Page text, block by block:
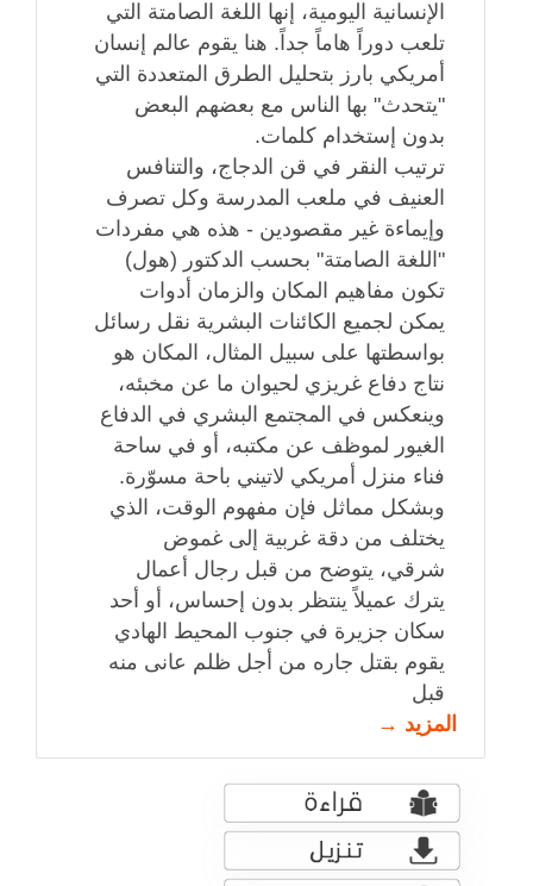
الإنسانية اليومية، إنها اللغة الصامتة التي
تلعب دوراً هاماً جداً. هنا يقوم عالم إنسان
أمريكي بارز بتحليل الطرق المتعددة التي
"يتحدث" بها الناس مع بعضهم البعض
بدون إستخدام كلمات.
ترتيب النقر في قن الدجاج، والتنافس
العنيف في ملعب المدرسة وكل تصرف
وإيماءة غير مقصودين - هذه هي مفردات
"اللغة الصامتة" بحسب الدكتور (هول)
تكون مفاهيم المكان والزمان أدوات
يمكن لجميع الكائنات البشرية نقل رسائل
بواسطتها على سبيل المثال، المكان هو
نتاج دفاع غريزي لحيوان ما عن مخبئه،
وينعكس في المجتمع البشري في الدفاع
الغيور لموظف عن مكتبه، أو في ساحة
فناء منزل أمريكي لاتيني باحة مسوّرة.
وبشكل مماثل فإن مفهوم الوقت، الذي
يختلف من دقة غربية إلى غموض
شرقي، يتوضح من قبل رجال أعمال
يترك عميلاً ينتظر بدون إحساس، أو أحد
سكان جزيرة في جنوب المحيط الهادي
يقوم بقتل جاره من أجل ظلم عانى منه
قبل
المزيد →